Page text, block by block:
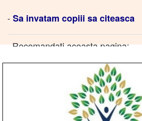
- Sa invatam copiii sa citeasca
Recomandati aceasta pagina: